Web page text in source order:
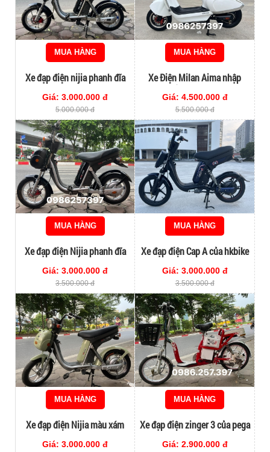
MUA HÀNG
Xe đạp điện nijia phanh đĩa
Giá: 3.000.000 đ
5.000.000 đ
MUA HÀNG
Xe Điện Milan Aima nhập
Giá: 4.500.000 đ
5.500.000 đ
MUA HÀNG
Xe đạp điện Nijia phanh đĩa
Giá: 3.000.000 đ
3.500.000 đ
MUA HÀNG
Xe đạp điện Cap A của hkbike
Giá: 3.000.000 đ
3.500.000 đ
MUA HÀNG
Xe đạp điện Nijia màu xám
Giá: 3.000.000 đ
MUA HÀNG
Xe đạp điện zinger 3 của pega
Giá: 2.900.000 đ